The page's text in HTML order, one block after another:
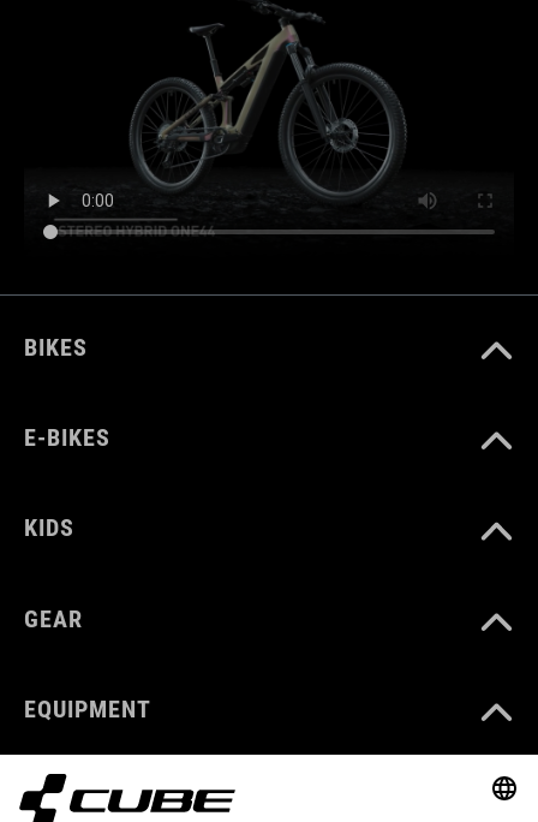
BIKES
E-BIKES
KIDS
GEAR
EQUIPMENT
SUPPORT